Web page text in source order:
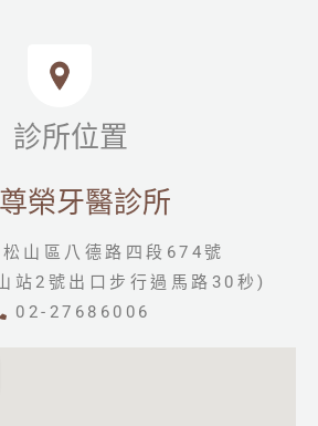
診所位置
榮牙醫診所
山區八德路四段674號
2號出口步行過馬路30秒)
02-27686006